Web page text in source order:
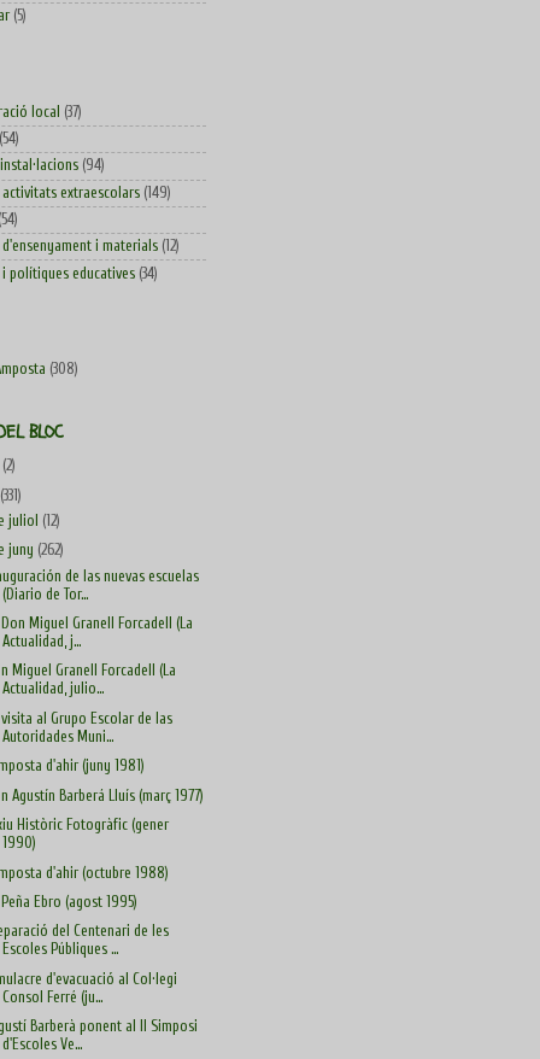
(5)
local (37)
(54)
(94)
extraescolars (149)
i materials (12)
i polítiques educatives (34)
(308)
BLOC
(2)
(331)
juliol (12)
juny (262)
de las nuevas escuelas
(Diario de Tor...
Don Miguel Granell Forcadell (La
Actualidad, j...
Miguel Granell Forcadell (La
Actualidad, julio...
visita al Grupo Escolar de las
Autoridades Muni...
d'ahir (juny 1981)
Agustín Barberá Lluís (març 1977)
Històric Fotogràfic (gener
1990)
d'ahir (octubre 1988)
Ebro (agost 1995)
del Centenari de les
Escoles Públiques ...
d'evacuació al Col·legi
Consol Ferré (ju...
Barberà ponent al II Simposi
d'Escoles Ve...